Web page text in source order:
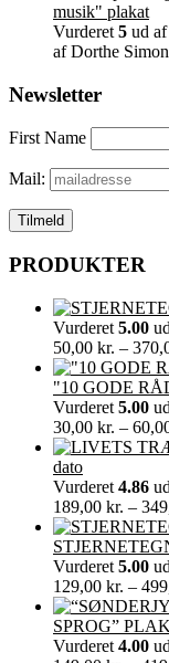
musik" plakat
Vurderet 5 ud
af Dorthe
Newsletter
First Name
Mail:
PRODUKTER
Vurderet 5.00
50,00 kr. –
"10 GODE
Vurderet 5.00
30,00 kr. –
dato
Vurderet 4.86
189,00 kr. –
Vurderet 5.00
129,00 kr. –
SPROG”
Vurderet 4.00